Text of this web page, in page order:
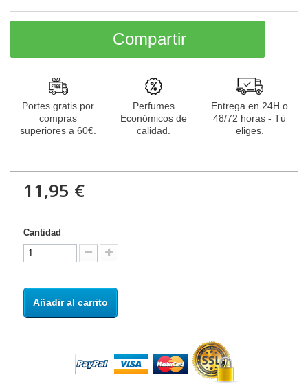
Compartir
Portes gratis por
compras
superiores a 60€.
Perfumes
Económicos de
calidad.
Entrega en 24H o
48/72 horas - Tú
eliges.
11,95 €
Cantidad
Añadir al carrito